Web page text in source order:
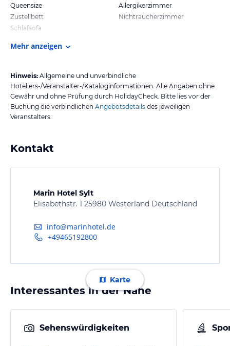
Queensize
Zustellbett
Schlafsofa
Allergikerzimmer
Nichtraucherzimmer
Mehr anzeigen
Hinweis: Allgemeine und unverbindliche
Hoteliers-/Veranstalter-/Kataloginformationen. Alle Angaben ohne
Gewähr und ohne Prüfung durch HolidayCheck. Bitte lies vor der
Buchung die verbindlichen Angebotsdetails des jeweiligen
Veranstalters.
Kontakt
Marin Hotel Sylt
Elisabethstr. 1 25980 Westerland Deutschland
info@marinhotel.de
+49465192800
Karte
Interessantes in der Nähe
Sehenswürdigkeiten